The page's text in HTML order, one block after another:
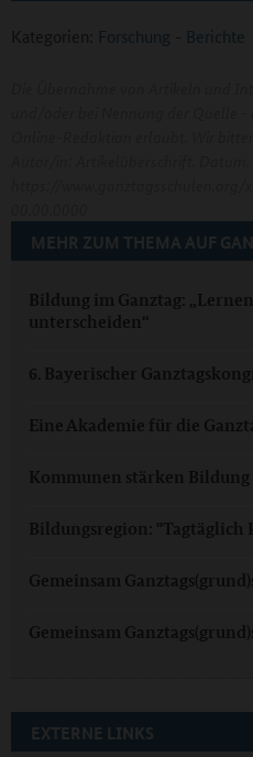
Kategorien: Forschung - Berichte
MEHR ZUM THEMA AUF
Bildung im Ganztag:
unterscheiden“
6. Bayerischer
Eine Akademie für die
Kommunen stärken Bildung
Bildungsregion: "Tagtäglich
Gemeinsam
Gemeinsam
EXTERNE LINKS